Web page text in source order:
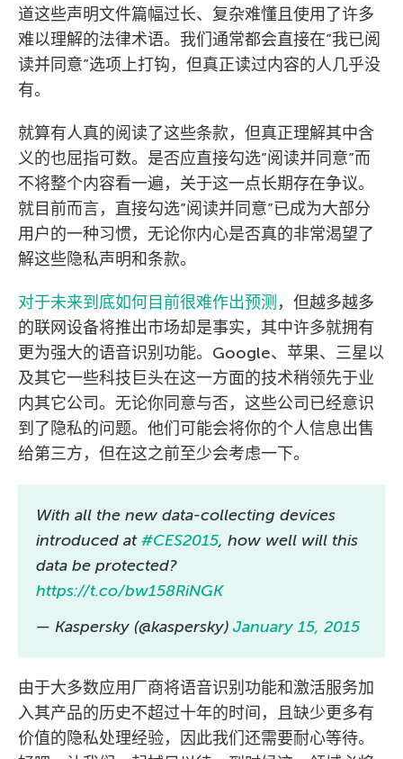
道这些声明文件篇幅过长、复杂难懂且使用了许多
难以理解的法律术语。我们通常都会直接在”我已阅
读并同意”选项上打钩，但真正读过内容的人几乎没
有。
就算有人真的阅读了这些条款，但真正理解其中含
义的也屈指可数。是否应直接勾选”阅读并同意”而
不将整个内容看一遍，关于这一点长期存在争议。
就目前而言，直接勾选”阅读并同意”已成为大部分
用户的一种习惯，无论你内心是否真的非常渴望了
解这些隐私声明和条款。
对于未来到底如何目前很难作出预测 ，但越多越多
的联网设备将推出市场却是事实，其中许多就拥有
更为强大的语音识别功能。Google、苹果、三星以
及其它一些科技巨头在这一方面的技术稍领先于业
内其它公司。无论你同意与否，这些公司已经意识
到了隐私的问题。他们可能会将你的个人信息出售
给第三方，但在这之前至少会考虑一下。
With all the new data-collecting devices
introduced at#CES2015, how well will this
data be protected?
https://t.co/bw158RiNGK
— Kaspersky (@kaspersky) January 15, 2015
由于大多数应用厂商将语音识别功能和激活服务加
入其产品的历史不超过十年的时间，且缺少更多有
价值的隐私处理经验，因此我们还需要耐心等待。